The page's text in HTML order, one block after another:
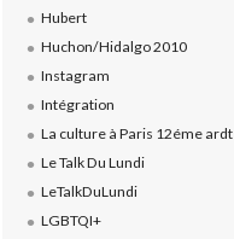
Hubert
Huchon/Hidalgo 2010
Instagram
Intégration
La culture à Paris 12éme ardt
Le Talk Du Lundi
LeTalkDuLundi
LGBTQI+